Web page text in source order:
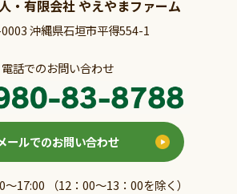
・有限会社 やえやまファーム
沖縄県石垣市平得554-1
電話でのお問い合わせ
ールでのお問い合わせ
17:00 （12：00～13：00を除く）